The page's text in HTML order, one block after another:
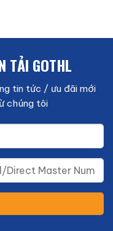
TẢI GOTHL
tin tức / ưu đãi mới
chúng tôi